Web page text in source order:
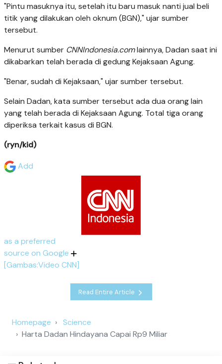
"Pintu masuknya itu, setelah itu baru masuk nanti jual beli
titik yang dilakukan oleh oknum (BGN)," ujar sumber
tersebut.
Menurut sumber CNNIndonesia.comlainnya, Dadan saat ini
dikabarkan telah berada di gedung Kejaksaan Agung.
"Benar, sudah di Kejaksaan," ujar sumber tersebut.
Selain Dadan, kata sumber tersebut ada dua orang lain
yang telah berada di Kejaksaan Agung. Total tiga orang
diperiksa terkait kasus di BGN.
(ryn/kid)
Add
as a preferred
source on Google
[Gambas:Video CNN]
Read Entire Article
Homepage
Science
Harta Dadan Hindayana Capai Rp9 Miliar